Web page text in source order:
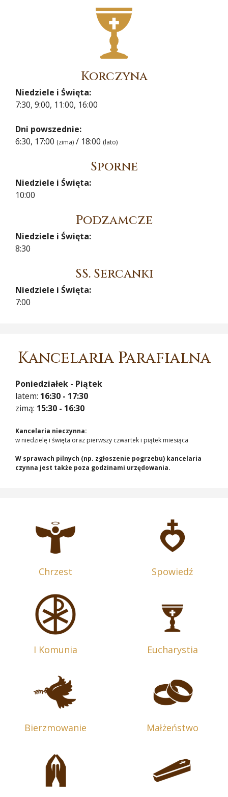
Korczyna
Niedziele i Święta:
7:30, 9:00, 11:00, 16:00
Dni powszednie:
6:30, 17:00 (zima) / 18:00 (lato)
Sporne
Niedziele i Święta:
10:00
Podzamcze
Niedziele i Święta:
8:30
SS. Sercanki
Niedziele i Święta:
7:00
Kancelaria Parafialna
Poniedziałek - Piątek
latem: 16:30 - 17:30
zimą: 15:30 - 16:30
Kancelaria nieczynna:
w niedzielę i święta oraz pierwszy czwartek i piątek miesiąca
W sprawach pilnych (np. zgłoszenie pogrzebu) kancelaria
czynna jest także poza godzinami urzędowania.
Chrzest Spowiedź
I Komunia Eucharystia
Bierzmowanie Małżeństwo